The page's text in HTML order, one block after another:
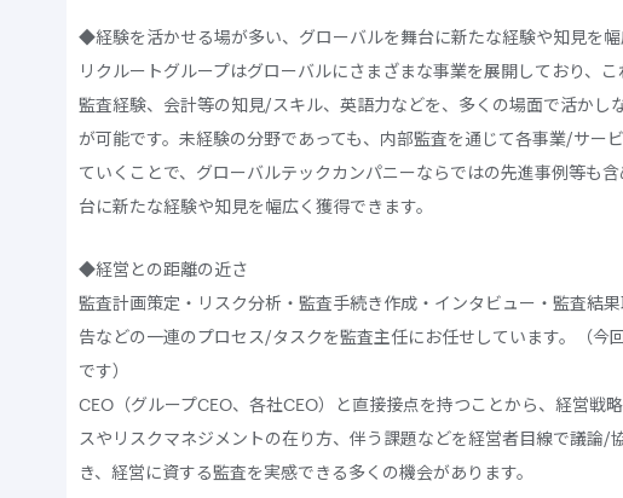
◆経験を活かせる場が多い、グローバルを舞台に新たな経験や知見を
リクルートグループはグローバルにさまざまな事業を展開しており、
監査経験、会計等の知見/スキル、英語力などを、多くの場面で活かし
が可能です。未経験の分野であっても、内部監査を通じて各事業/サー
ていくことで、グローバルテックカンパニーならではの先進事例等も
台に新たな経験や知見を幅広く獲得できます。
◆経営との距離の近さ
監査計画策定・リスク分析・監査手続き作成・インタビュー・監査結
告などの一連のプロセス/タスクを監査主任にお任せしています。（今
です）
CEO（グループCEO、各社CEO）と直接接点を持つことから、経営戦
スやリスクマネジメントの在り方、伴う課題などを経営者目線で議論/
き、経営に資する監査を実感できる多くの機会があります。